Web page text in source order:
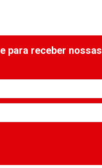
para receber nossas